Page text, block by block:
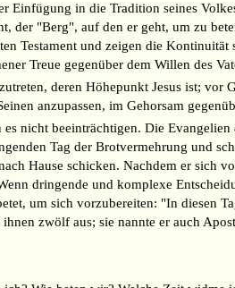
Einfügung in die Tradition seines
der "Berg", auf den er geht, um zu
Testament und zeigen die
Treue gegenüber dem Willen des
deren Höhepunkt Jesus ist; vor
anzupassen, im Gehorsam
nicht beeinträchtigen. Die
Tag der Brotvermehrung und
Hause schicken. Nachdem er sich
dringende und komplexe
um sich vorzubereiten: "In diesen
zwölf aus; sie nannte er auch